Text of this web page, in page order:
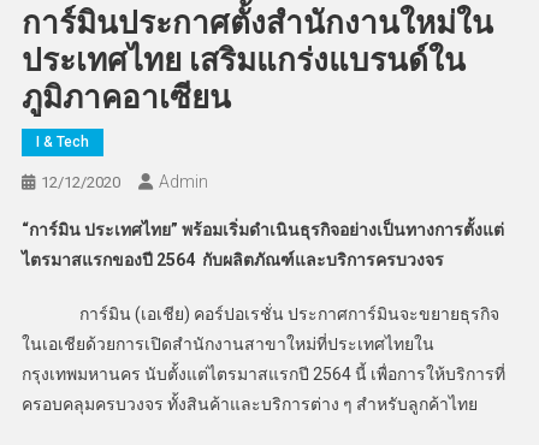
การ์มินประกาศตั้งสำนักงานใหม่ใน
ประเทศไทย เสริมแกร่งแบรนด์ใน
ภูมิภาคอาเซียน
I & Tech
12/12/2020 Admin
“การ์มิน ประเทศไทย” พร้อมเริ่มดำเนินธุรกิจอย่างเป็นทางการตั้งแต่
ไตรมาสแรกของปี 2564 กับผลิตภัณฑ์และบริการครบวงจร
การ์มิน (เอเชีย) คอร์ปอเรชั่น ประกาศการ์มินจะขยายธุรกิจ
ในเอเชียด้วยการเปิดสำนักงานสาขาใหม่ที่ประเทศไทยใน
กรุงเทพมหานคร นับตั้งแต่ไตรมาสแรกปี 2564 นี้ เพื่อการให้บริการที่
ครอบคลุมครบวงจร ทั้งสินค้าและบริการต่าง ๆ สำหรับลูกค้าไทย